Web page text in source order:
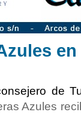
de
Azules